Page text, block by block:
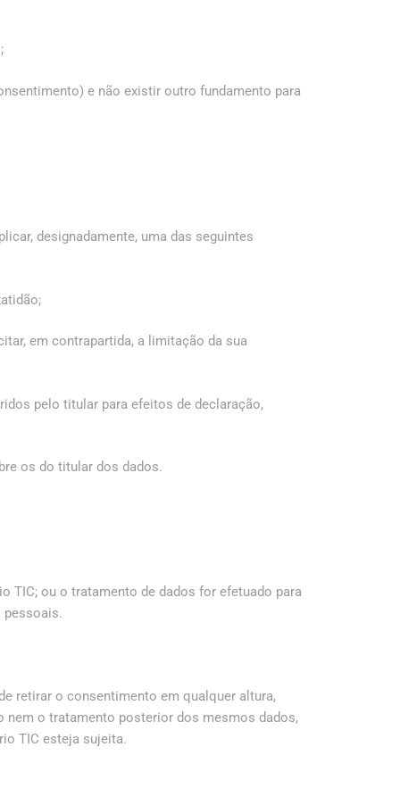
e não existir outro fundamento para
designadamente, uma das seguintes
em contrapartida, a limitação da sua
pelo titular para efeitos de declaração,
os do titular dos dados.
TIC; ou o tratamento de dados for efetuado para
pessoais.
retirar o consentimento em qualquer altura,
o tratamento posterior dos mesmos dados,
TIC esteja sujeita.